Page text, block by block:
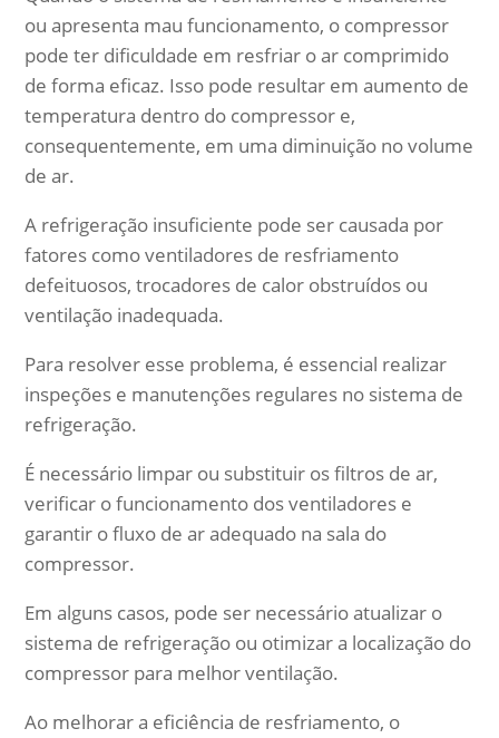
ou apresenta mau funcionamento, o compressor
pode ter dificuldade em resfriar o ar comprimido
de forma eficaz. Isso pode resultar em aumento de
temperatura dentro do compressor e,
consequentemente, em uma diminuição no volume
de ar.
A refrigeração insuficiente pode ser causada por
fatores como ventiladores de resfriamento
defeituosos, trocadores de calor obstruídos ou
ventilação inadequada.
Para resolver esse problema, é essencial realizar
inspeções e manutenções regulares no sistema de
refrigeração.
É necessário limpar ou substituir os filtros de ar,
verificar o funcionamento dos ventiladores e
garantir o fluxo de ar adequado na sala do
compressor.
Em alguns casos, pode ser necessário atualizar o
sistema de refrigeração ou otimizar a localização do
compressor para melhor ventilação.
Ao melhorar a eficiência de resfriamento, o